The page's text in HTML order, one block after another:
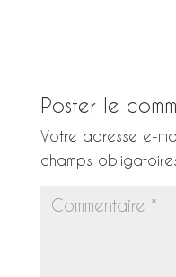
Poster le
Votre adresse e-
champs